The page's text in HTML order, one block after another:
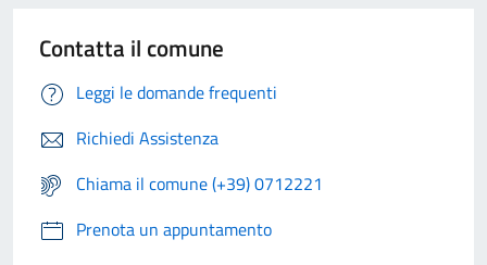
Contatta il comune
Leggi le domande frequenti
Richiedi Assistenza
Chiama il comune (+39) 0712221
Prenota un appuntamento